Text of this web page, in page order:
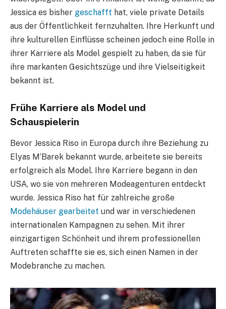
Jessica es bisher geschafft hat, viele private Details
aus der Öffentlichkeit fernzuhalten. Ihre Herkunft und
ihre kulturellen Einflüsse scheinen jedoch eine Rolle in
ihrer Karriere als Model gespielt zu haben, da sie für
ihre markanten Gesichtszüge und ihre Vielseitigkeit
bekannt ist.
Frühe Karriere als Model und
Schauspielerin
Bevor Jessica Riso in Europa durch ihre Beziehung zu
Elyas M’Barek bekannt wurde, arbeitete sie bereits
erfolgreich als Model. Ihre Karriere begann in den
USA, wo sie von mehreren Modeagenturen entdeckt
wurde. Jessica Riso hat für zahlreiche große
Modehäuser gearbeitet und war in verschiedenen
internationalen Kampagnen zu sehen. Mit ihrer
einzigartigen Schönheit und ihrem professionellen
Auftreten schaffte sie es, sich einen Namen in der
Modebranche zu machen.